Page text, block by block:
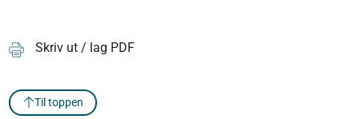
Skriv ut / lag PDF
Til toppen